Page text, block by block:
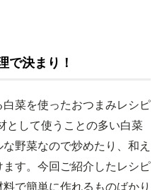
で決まり！
菜を使ったおつまみレシピ
として使うことの多い白菜
野菜なので炒めたり、和え
す。今回ご紹介したレシピ
で簡単に作れるものばかり